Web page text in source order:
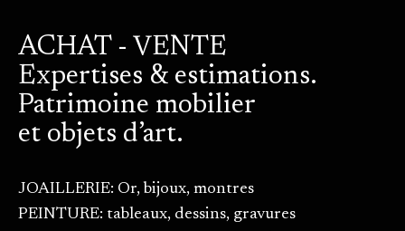
ACHAT - VENTE
Expertises & estimations.
Patrimoine mobilier
et objets d’art.
JOAILLERIE: Or, bijoux, montres
PEINTURE: tableaux, dessins, gravures